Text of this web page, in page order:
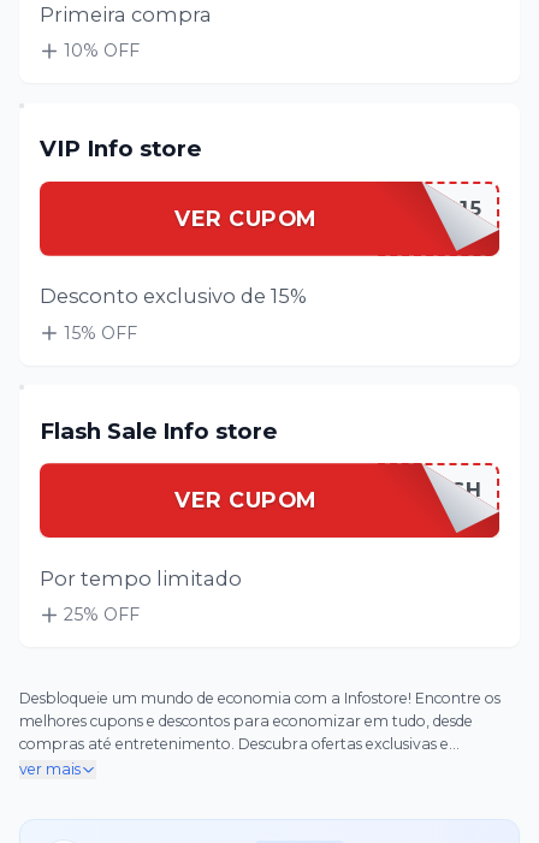
Primeira compra
10% OFF
VIP Info store
VER CUPOM INFOSTVIP15
Desconto exclusivo de 15%
15% OFF
Flash Sale Info store
VER CUPOM INFOSTFLASH
Por tempo limitado
25% OFF
Desbloqueie um mundo de economia com a Infostore! Encontre os
melhores cupons e descontos para economizar em tudo, desde
compras até entretenimento. Descubra ofertas exclusivas e
economias imbatíveis com nosso aplicativo fácil de usar. Comece
ver mais